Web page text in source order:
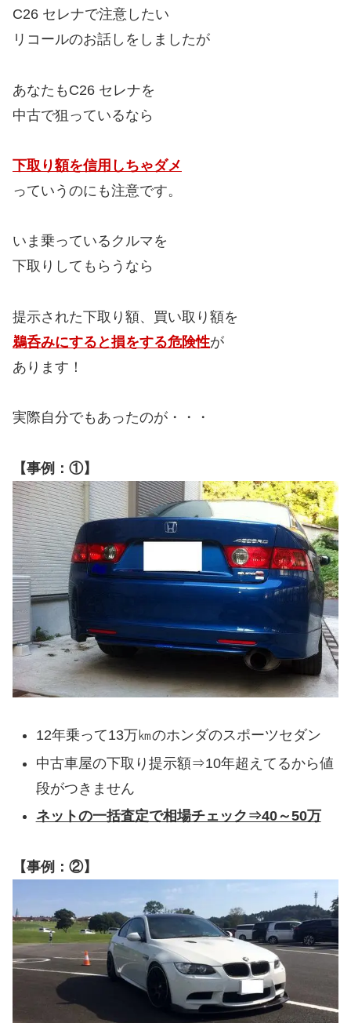
C26 セレナで注意したい
リコールのお話しをしましたが
あなたもC26 セレナを
中古で狙っているなら
下取り額を信用しちゃダメ
っていうのにも注意です。
いま乗っているクルマを
下取りしてもらうなら
提示された下取り額、買い取り額を
鵜呑みにすると損をする危険性が
あります！
実際自分でもあったのが・・・
【事例：①】
12年乗って13万㎞のホンダのスポーツセダン
中古車屋の下取り提示額⇒10年超えてるから値
段がつきません
ネットの一括査定で相場チェック⇒40～50万
【事例：②】